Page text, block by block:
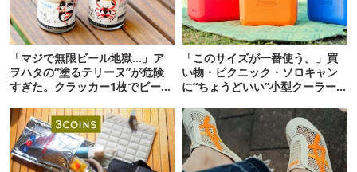
「マジで無限ビール地獄…」ア
ヲハタの“塗るテリーヌ”が危険
すぎた。クラッカー1枚でビール
「このサイズが一番使う。」買
い物・ピクニック・ソロキャン
に“ちょうどいい”小型クーラー